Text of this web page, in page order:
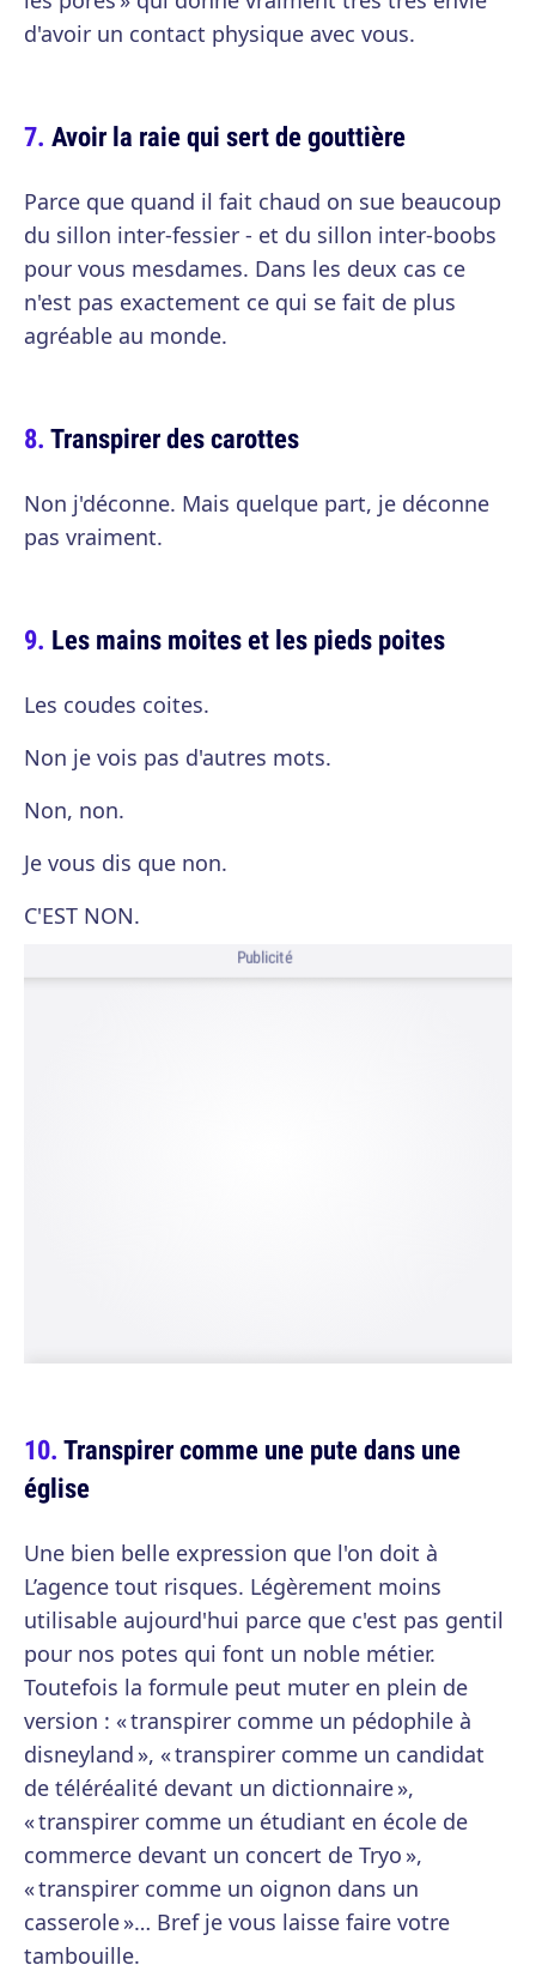
d'avoir un contact physique avec vous.
Avoir la raie qui sert de gouttière
Parce que quand il fait chaud on sue beaucoup
du sillon inter-fessier - et du sillon inter-boobs
pour vous mesdames. Dans les deux cas ce
n'est pas exactement ce qui se fait de plus
agréable au monde.
Transpirer des carottes
Non j'déconne. Mais quelque part, je déconne
pas vraiment.
Les mains moites et les pieds poites
Les coudes coites.
Non je vois pas d'autres mots.
Non, non.
Je vous dis que non.
C'EST NON.
Publicité
Transpirer comme une pute dans une
église
Une bien belle expression que l'on doit à
L’agence tout risques. Légèrement moins
utilisable aujourd'hui parce que c'est pas gentil
pour nos potes qui font un noble métier.
Toutefois la formule peut muter en plein de
version : « transpirer comme un pédophile à
disneyland », « transpirer comme un candidat
de téléréalité devant un dictionnaire »,
« transpirer comme un étudiant en école de
commerce devant un concert de Tryo »,
« transpirer comme un oignon dans un
casserole »… Bref je vous laisse faire votre
tambouille.